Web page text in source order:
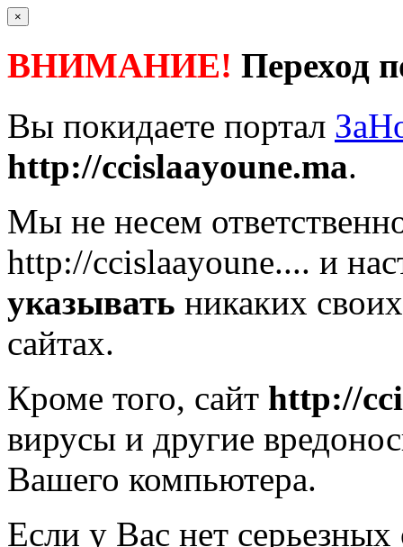
×
ВНИМАНИЕ! Переход
Вы покидаете портал
http://ccislaayoune.ma.
Мы не несем
http://ccislaayoune.... и
указывать никаких
сайтах.
Кроме того, сайт http://
вирусы и другие
Вашего компьютера.
Если у Вас нет